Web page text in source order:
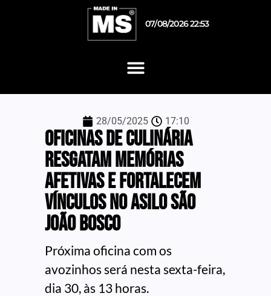
07/08/2026 22:53
28/05/2025 17:10
Oficinas de culinária
resgatam memórias
afetivas e fortalecem
vínculos no Asilo São
João Bosco
Próxima oficina com os
avozinhos será nesta sexta-feira,
dia 30, às 13 horas.